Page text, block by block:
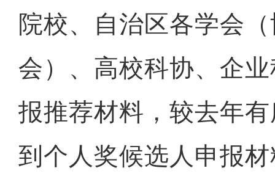
院校、自治区各学会
会）、高校科协、企
报推荐材料，较去年
到个人奖候选人申报